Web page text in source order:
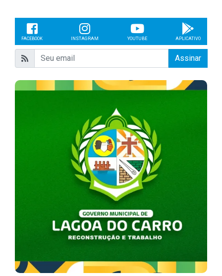
FACEBOOK INSTAGRAM YOUTUBE APLICATIVO
Assinar